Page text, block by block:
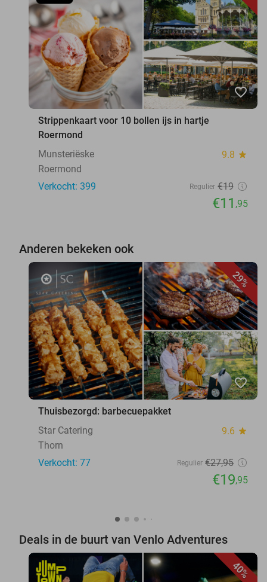
favorite_border
Strippenkaart voor 10 bollen ijs in hartje
Roermond
Munsteriëske
9.8 star
Roermond
Verkocht: 399
Regulier €19
€11 ,95
Anderen bekeken ook
29%
favorite_border
Thuisbezorgd: barbecuepakket
Star Catering
9.6 star
Thorn
Verkocht: 77
Regulier €27,95
€19,95
Deals in de buurt van Venlo Adventures
40%